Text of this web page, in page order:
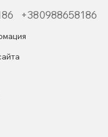
+380988658186